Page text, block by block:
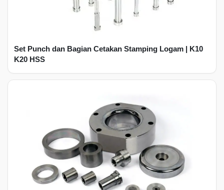
Set Punch dan Bagian Cetakan Stamping Logam | K10
K20 HSS